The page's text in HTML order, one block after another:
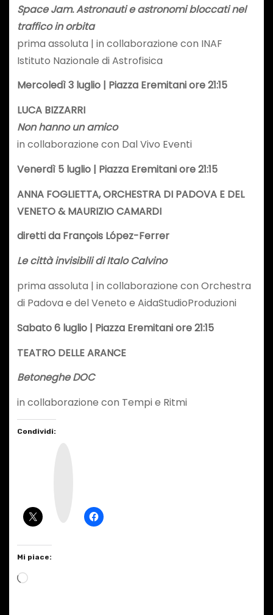
Space Jam. Astronauti e astronomi bloccati nel
traffico in orbita
prima assoluta | in collaborazione con INAF
Istituto Nazionale di Astrofisica
Mercoledì 3 luglio | Piazza Eremitani ore 21:15
LUCA BIZZARRI
Non hanno un amico
in collaborazione con Dal Vivo Eventi
Venerdì 5 luglio | Piazza Eremitani ore 21:15
ANNA FOGLIETTA, ORCHESTRA DI PADOVA E DEL
VENETO & MAURIZIO CAMARDI
diretti da François López-Ferrer
Le città invisibili di Italo Calvino
prima assoluta | in collaborazione con Orchestra
di Padova e del Veneto e AidaStudioProduzioni
Sabato 6 luglio | Piazza Eremitani ore 21:15
TEATRO DELLE ARANCE
Betoneghe DOC
in collaborazione con Tempi e Ritmi
Condividi:
Mi piace:
C